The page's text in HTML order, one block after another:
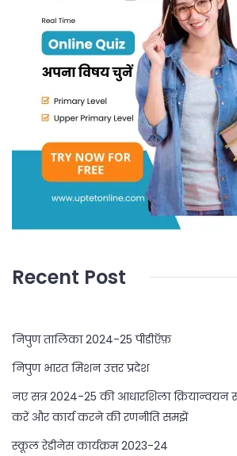
Recent Post
निपुण तालिका 2024-25 पीडीऍफ़
निपुण भारत मिशन उत्तर प्रदेश
नए सत्र 2024-25 की आधारशिला क्रियान्वयन
करें और कार्य करने की रणनीति समझें
स्कूल रेडीनेस कार्यक्रम 2023-24